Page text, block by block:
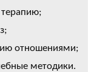
отношениями;
методики.